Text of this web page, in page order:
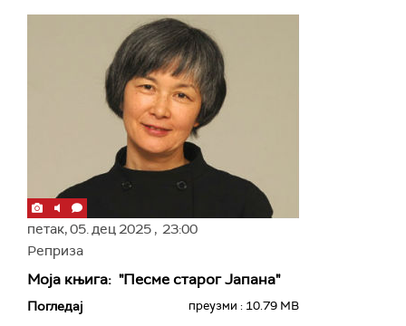
петак,05. дец 2025 , 23:00
Реприза
Моја књига: "Песме старог Јапана"
Погледај преузми : 10.79 MB